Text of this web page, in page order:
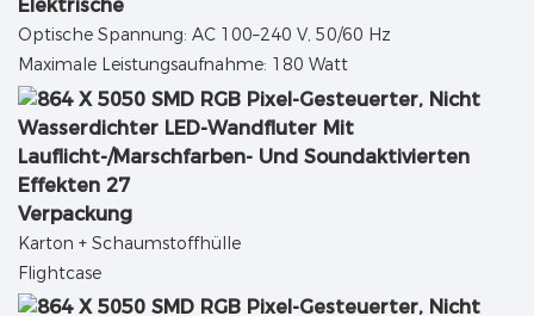
Elektrische
Optische Spannung: AC 100–240 V, 50/60 Hz
Maximale Leistungsaufnahme: 180 Watt
Verpackung
Karton + Schaumstoffhülle
Flightcase